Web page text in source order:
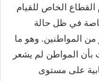
القطاع الخاص للقيام
في ظل حالة
من المواطنين. وهو ما
بأن المواطن لم يشعر
على مستوى